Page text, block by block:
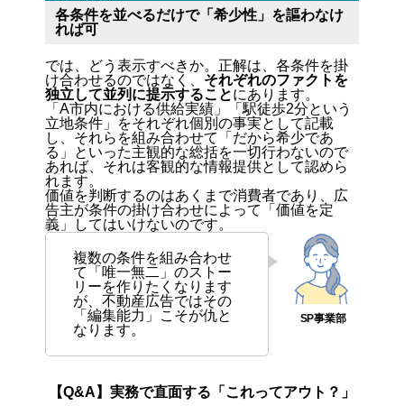
各条件を並べるだけで「希少性」を謳わなけ
れば可
では、どう表示すべきか。正解は、各条件を掛
け合わせるのではなく、 それぞれのファクトを
独立して並列に提示することにあります。
「A市内における供給実績」「駅徒歩2分という
立地条件」をそれぞれ個別の事実として記載
し、それらを組み合わせて「だから希少であ
る」といった主観的な総括を一切行わないので
あれば、それは客観的な情報提供として認めら
れます。
価値を判断するのはあくまで消費者であり、広
告主が条件の掛け合わせによって「価値を定
義」してはいけないのです。
複数の条件を組み合わせ
て「唯一無二」のストー
リーを作りたくなります
が、不動産広告ではその
「編集能力」こそが仇と
なります。
【Q&A】実務で直面する「これってアウト？」